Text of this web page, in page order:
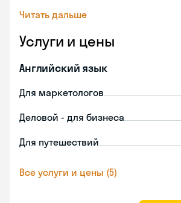
Читать дальше
Услуги и цены
Английский язык
Для маркетологов
Деловой - для бизнеса
Для путешествий
Все услуги и цены (5)